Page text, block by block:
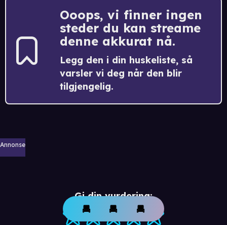
Ooops, vi finner ingen
steder du kan streame
denne akkurat nå.
Legg den i din huskeliste, så
varsler vi deg når den blir
tilgjengelig.
Annonse
Gi din vurdering: